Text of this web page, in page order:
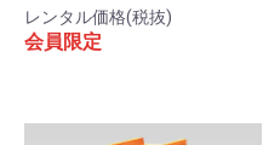
レンタル価格(税抜)
会員限定